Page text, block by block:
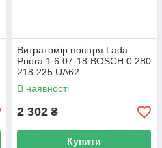
Витратомір повітря Lada
Priora 1.6 07-18 BOSCH 0 280
218 225 UA62
В наявності
2 302 ₴
Купити